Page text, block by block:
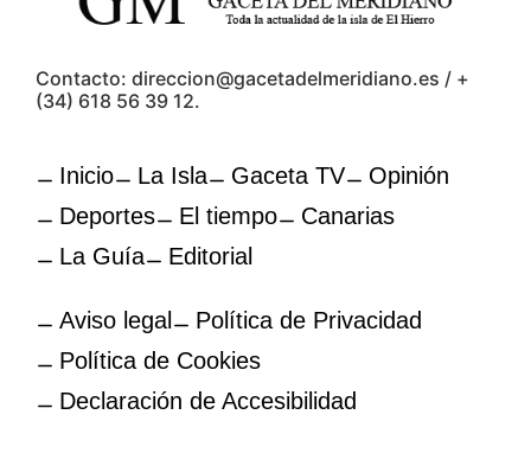
Contacto: direccion@gacetadelmeridiano.es / +
(34) 618 56 39 12.
Inicio La Isla Gaceta TV
Opinión
Deportes
El tiempo
Canarias
La Guía
Editorial
Aviso legal
Política de Privacidad
Política de Cookies
Declaración de Accesibilidad